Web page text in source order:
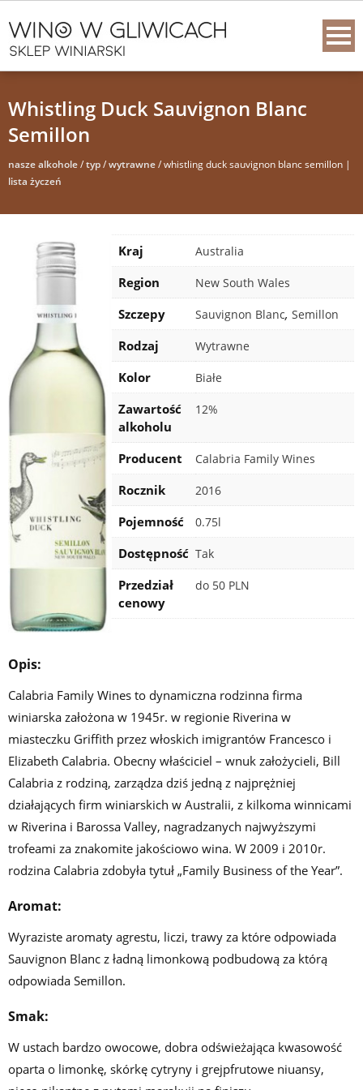
Whistling Duck Sauvignon Blanc
Semillon
nasze alkohole/typ/wytrawne/ whistling duck sauvignon blanc semillon |
lista życzeń
Kraj Australia
Region New South Wales
Szczepy Sauvignon Blanc,Semillon
Rodzaj Wytrawne
Kolor Białe
Zawartość
alkoholu
12%
Producent Calabria Family Wines
Rocznik 2016
Pojemność 0.75l
Certyfikaty
Dostępność Tak
Przedział
cenowy
do 50 PLN
Opis:
Calabria Family Wines to dynamiczna rodzinna firma
winiarska założona w 1945r. w regionie Riverina w
miasteczku Griffith przez włoskich imigrantów Francesco i
Elizabeth Calabria. Obecny właściciel – wnuk założycieli, Bill
Calabria z rodziną, zarządza dziś jedną z najprężniej
działających firm winiarskich w Australii, z kilkoma winnicami
w Riverina i Barossa Valley, nagradzanych najwyższymi
trofeami za znakomite jakościowo wina. W 2009 i 2010r.
rodzina Calabria zdobyła tytuł „Family Business of the Year”.
Aromat:
Wyraziste aromaty agrestu, liczi, trawy za które odpowiada
Sauvignon Blanc z ładną limonkową podbudową za którą
odpowiada Semillon.
Smak:
W ustach bardzo owocowe, dobra odświeżająca kwasowość
oparta o limonkę, skórkę cytryny i grejpfrutowe niuansy,